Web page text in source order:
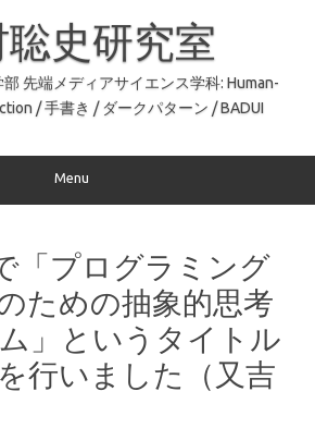
史研究室
先端メディアサイエンス学科: Human-
/ 手書き / ダークパターン / BADUI
Menu
「プログラミング
ための抽象的思考
」というタイトル
行いました（又吉